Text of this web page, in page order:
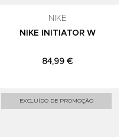
NIKE
NIKE INITIATOR W
84,99 €
Adicionar aos Favoritos
EXCLUÍDO DE PROMOÇÃO